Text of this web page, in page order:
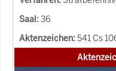
36
541 Cs